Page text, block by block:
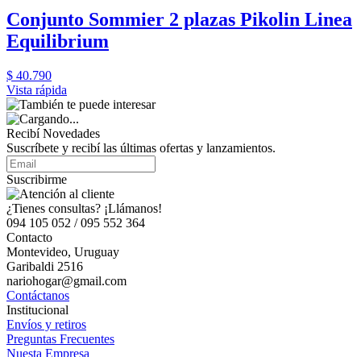
Conjunto Sommier 2 plazas Pikolin Linea
Equilibrium
$ 40.790
Vista rápida
Recibí Novedades
Suscríbete y recibí las últimas ofertas y lanzamientos.
Suscribirme
¿Tienes consultas? ¡Llámanos!
094 105 052 / 095 552 364
Contacto
Montevideo, Uruguay
Garibaldi 2516
nariohogar@gmail.com
Contáctanos
Institucional
Envíos y retiros
Preguntas Frecuentes
Nuesta Empresa